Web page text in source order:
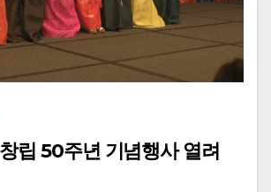
립 50주년 기념행사 열려